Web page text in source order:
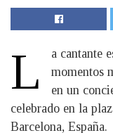
L
a cantante
momentos
en un
celebrado en la
Barcelona, España.